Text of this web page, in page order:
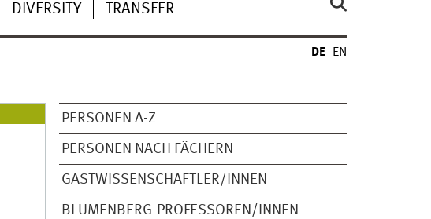
DIVERSITY TRANSFER
DE EN
PERSONEN A-Z
PERSONEN NACH FÄCHERN
GASTWISSENSCHAFTLER/INNEN
BLUMENBERG-PROFESSOREN/INNEN